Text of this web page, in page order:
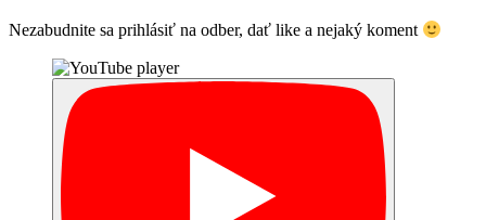
Nezabudnite sa prihlásiť na odber, dať like a nejaký koment